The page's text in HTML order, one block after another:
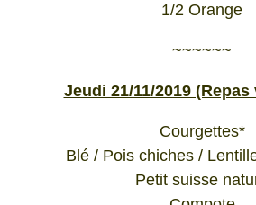
1/2 Orange
~~~~~~
Jeudi 21/11/2019
Courgettes*
Blé / Pois chiches /
Petit suisse